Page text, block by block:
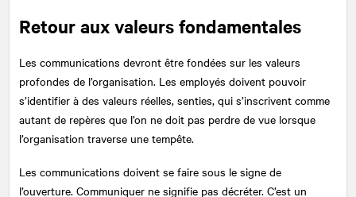
Retour aux valeurs fondamentales
Les communications devront être fondées sur les valeurs
profondes de l’organisation. Les employés doivent pouvoir
s’identifier à des valeurs réelles, senties, qui s’inscrivent comme
autant de repères que l’on ne doit pas perdre de vue lorsque
l’organisation traverse une tempête.
Les communications doivent se faire sous le signe de
l’ouverture. Communiquer ne signifie pas décréter. C’est un